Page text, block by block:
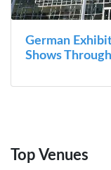
German
Shows
Top Venues